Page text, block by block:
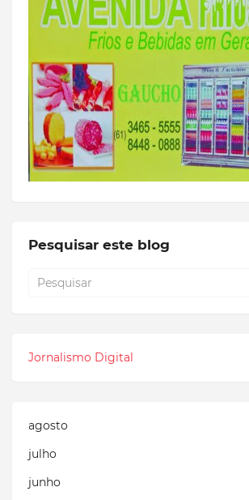
Pesquisar este blog
Jornalismo Digital
agosto
julho
junho